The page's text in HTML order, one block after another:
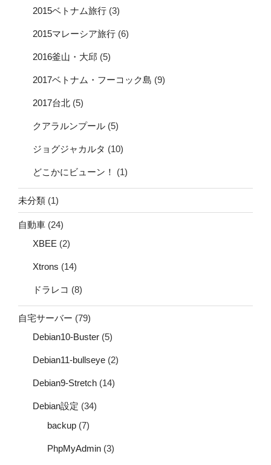
2015ベトナム旅行 (3)
2015マレーシア旅行 (6)
2016釜山・大邱 (5)
2017ベトナム・フーコック島 (9)
2017台北 (5)
クアラルンプール (5)
ジョグジャカルタ (10)
どこかにビューン！ (1)
未分類 (1)
自動車 (24)
XBEE (2)
Xtrons (14)
ドラレコ (8)
自宅サーバー (79)
Debian10-Buster (5)
Debian11-bullseye (2)
Debian9-Stretch (14)
Debian設定 (34)
backup (7)
PhpMyAdmin (3)